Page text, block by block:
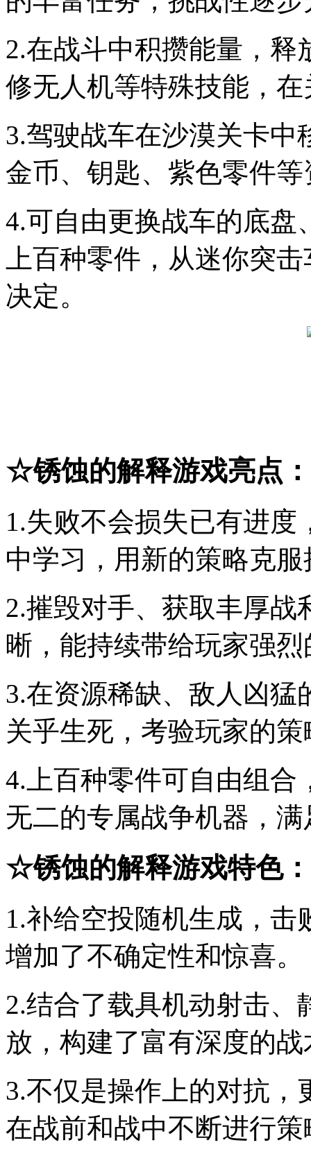
2.在战斗中积攒能量，
修无人机等特殊技能，
3.驾驶战车在沙漠关卡
金币、钥匙、紫色零件
4.可自由更换战车的底盘
上百种零件，从迷你突
决定。
☆锈蚀的解释游戏亮点：
1.失败不会损失已有进
中学习，用新的策略克服
2.摧毁对手、获取丰厚
晰，能持续带给玩家强
3.在资源稀缺、敌人凶
关乎生死，考验玩家的
4.上百种零件可自由组合
无二的专属战争机器，
☆锈蚀的解释游戏特色：
1.补给空投随机生成，
增加了不确定性和惊喜。
2.结合了载具机动射击、
放，构建了富有深度的
3.不仅是操作上的对抗
在战前和战中不断进行